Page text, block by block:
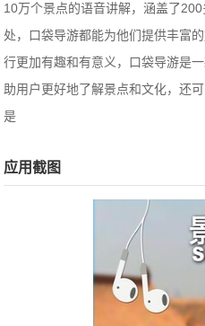
10万个景点的语音讲解，涵盖了
处，口袋导游都能为他们提供丰富
行更加有趣和有意义，口袋导游是
助用户更好地了解景点和文化，还
是
应用截图